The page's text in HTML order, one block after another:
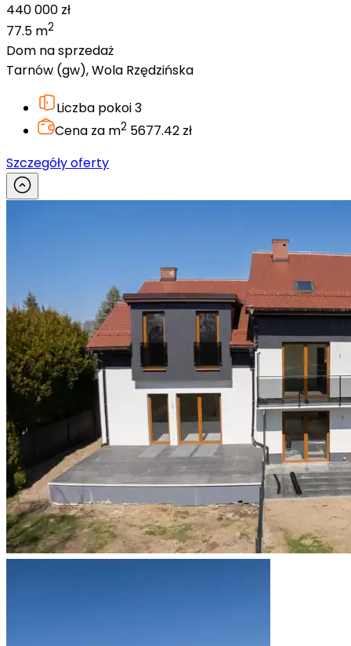
440 000 zł
77.5 m2
Dom na sprzedaż
Tarnów (gw), Wola Rzędzińska
Liczba pokoi3
Cena za m2 5677.42 zł
Szczegóły oferty